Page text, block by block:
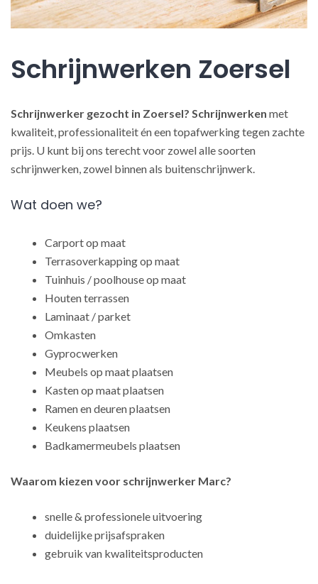
Schrijnwerken Zoersel
Schrijnwerker gezocht in Zoersel? Schrijnwerken met
kwaliteit, professionaliteit én een topafwerking tegen zachte
prijs. U kunt bij ons terecht voor zowel alle soorten
schrijnwerken, zowel binnen als buitenschrijnwerk.
Wat doen we?
Carport op maat
Terrasoverkapping op maat
Tuinhuis / poolhouse op maat
Houten terrassen
Laminaat / parket
Omkasten
Gyprocwerken
Meubels op maat plaatsen
Kasten op maat plaatsen
Ramen en deuren plaatsen
Keukens plaatsen
Badkamermeubels plaatsen
Waarom kiezen voor schrijnwerker Marc?
snelle & professionele uitvoering
duidelijke prijsafspraken
gebruik van kwaliteitsproducten